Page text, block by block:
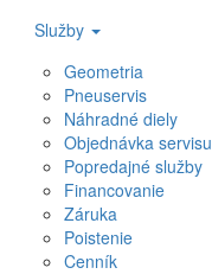
Služby
Geometria
Pneuservis
Náhradné diely
Objednávka servisu
Popredajné služby
Financovanie
Záruka
Poistenie
Cenník